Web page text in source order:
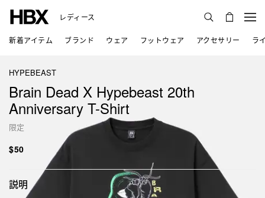
レディース
新着アイテム ブランド ウェア フットウェア アクセサリー ラ
HYPEBEAST
Brain Dead X Hypebeast 20th
Anniversary T-Shirt
限定
$50
説明